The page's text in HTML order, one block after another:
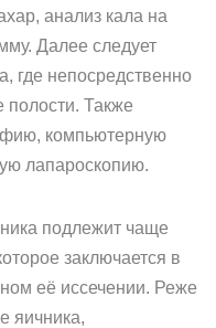
анализ кала на
Далее следует
где непосредственно
полости. Также
компьютерную
лапароскопию.
подлежит чаще
заключается в
её иссечении. Реже
яичника,